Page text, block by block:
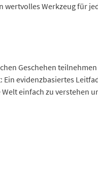
Werkzeug für
Geschehen
evidenzbasiertes
einfach zu verstehen